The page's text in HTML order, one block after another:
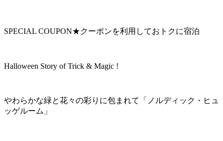
SPECIAL COUPON★クーポンを利用しておトクに宿泊
Halloween Story of Trick & Magic !
やわらかな緑と花々の彩りに包まれて「ノルディック・ヒュ
ッゲルーム」